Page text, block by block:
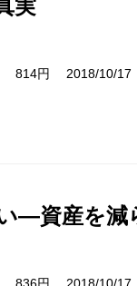
実
814円 2018/10/17
―資産を